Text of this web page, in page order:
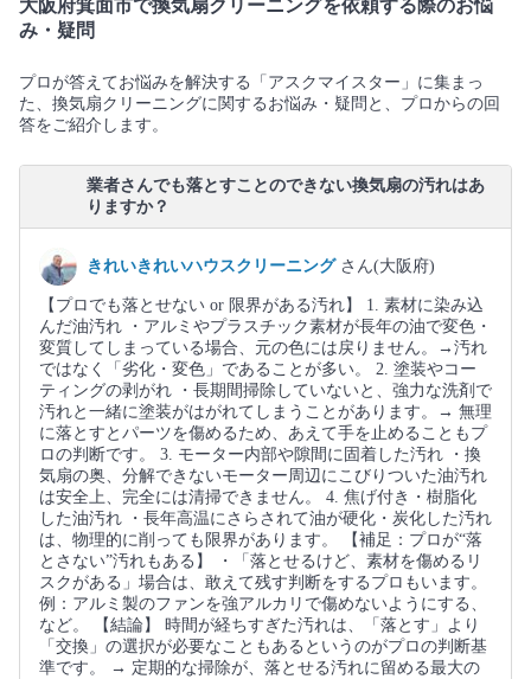
大阪府箕面市で換気扇クリーニングを依頼する際のお悩
み・疑問
プロが答えてお悩みを解決する「アスクマイスター」に集まっ
た、換気扇クリーニングに関するお悩み・疑問と、プロからの回
答をご紹介します。
業者さんでも落とすことのできない換気扇の汚れはあ
りますか？
きれいきれいハウスクリーニング さん(大阪府)
【プロでも落とせない or 限界がある汚れ】 1. 素材に染み込
んだ油汚れ ・アルミやプラスチック素材が長年の油で変色・
変質してしまっている場合、元の色には戻りません。→汚れ
ではなく「劣化・変色」であることが多い。 2. 塗装やコー
ティングの剥がれ ・長期間掃除していないと、強力な洗剤で
汚れと一緒に塗装がはがれてしまうことがあります。→ 無理
に落とすとパーツを傷めるため、あえて手を止めることもプ
ロの判断です。 3. モーター内部や隙間に固着した汚れ ・換
気扇の奥、分解できないモーター周辺にこびりついた油汚れ
は安全上、完全には清掃できません。 4. 焦げ付き・樹脂化
した油汚れ ・長年高温にさらされて油が硬化・炭化した汚れ
は、物理的に削っても限界があります。 【補足：プロが“落
とさない”汚れもある】 ・「落とせるけど、素材を傷めるリ
スクがある」場合は、敢えて残す判断をするプロもいます。
例：アルミ製のファンを強アルカリで傷めないようにする、
など。 【結論】 時間が経ちすぎた汚れは、「落とす」より
「交換」の選択が必要なこともあるというのがプロの判断基
準です。 → 定期的な掃除が、落とせる汚れに留める最大の